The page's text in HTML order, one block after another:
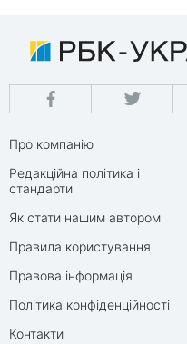
Про компанію
Редакційна політика і
стандарти
Як стати нашим автором
Правила користування
Правова інформація
Політика конфіденційності
Контакти